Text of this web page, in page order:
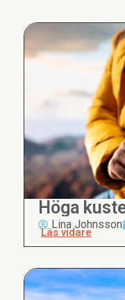
Höga
denLina Johnsson
Läs vidare